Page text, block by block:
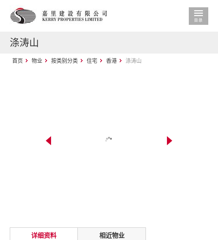
涤涛山
首页 物业 按类别分类 住宅 香港 涤涛山
详细资料 相近物业